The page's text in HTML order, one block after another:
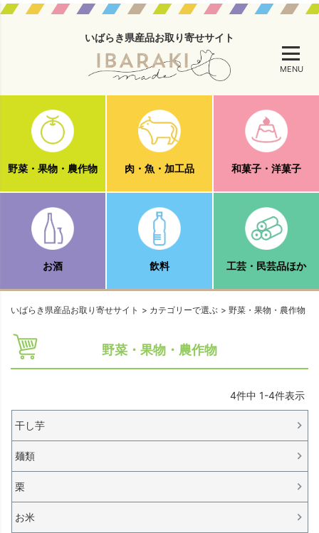
いばらき県産品お取り寄せサイト
MENU
野菜・果物・農作物 肉・魚・加工品 和菓子・洋菓子
お酒 飲料 工芸・民芸品ほか
いばらき県産品お取り寄せサイト カテゴリーで選ぶ 野菜・果物・農作物
野菜・果物・農作物
4件中 1-4件表示
干し芋
麺類
栗
お米